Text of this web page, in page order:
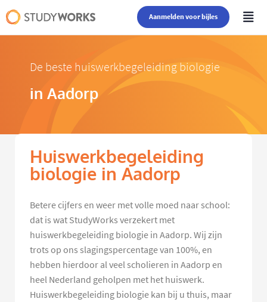
Aanmelden voor bijles
De beste huiswerkbegeleiding biologie
in Aadorp
Huiswerkbegeleiding
biologie in Aadorp
Betere cijfers en weer met volle moed naar school:
dat is wat StudyWorks verzekert met
huiswerkbegeleiding biologie in Aadorp. Wij zijn
trots op ons slagingspercentage van 100%, en
hebben hierdoor al veel scholieren in Aadorp en
heel Nederland geholpen met het huiswerk.
Huiswerkbegeleiding biologie kan bij u thuis, maar